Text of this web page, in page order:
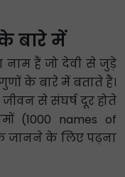
के बारे में
नाम हैं जो देवी से जुड़े
के बारे में बताते हैं।
से संघर्ष दूर होते
(1000 names of
जानने के लिए पढ़ना